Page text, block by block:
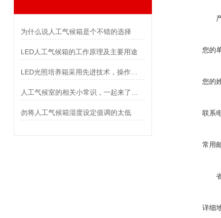
为什么说人工气候箱是个不错的选择
LED人工气候箱的工作原理及主要用途
勿将人工气候箱湿度设定值调的太低
您的
您的
联系
常用
详细